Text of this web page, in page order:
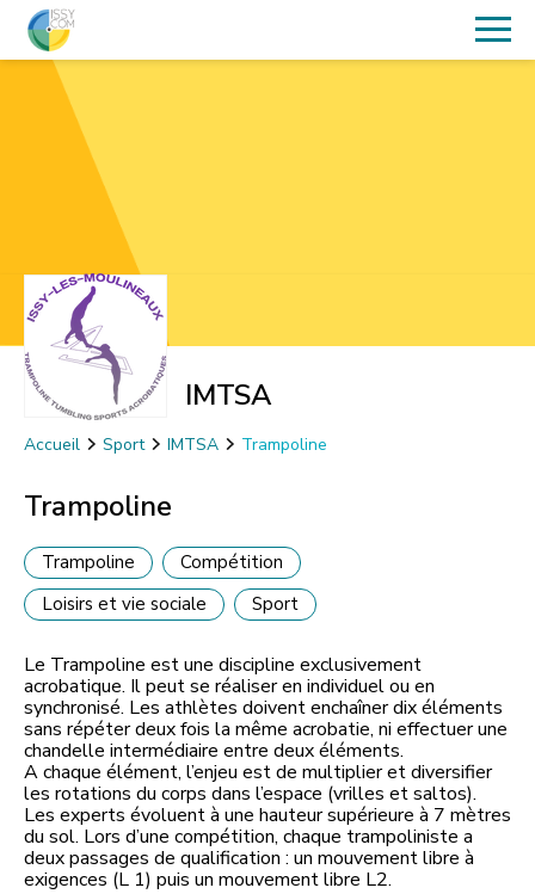
IMTSA
Accueil Sport IMTSA Trampoline
Trampoline
Trampoline
Compétition
Loisirs et vie sociale
Sport
Le Trampoline est une discipline exclusivement
acrobatique. Il peut se réaliser en individuel ou en
synchronisé. Les athlètes doivent enchaîner dix éléments
sans répéter deux fois la même acrobatie, ni effectuer une
chandelle intermédiaire entre deux éléments.
A chaque élément, l’enjeu est de multiplier et diversifier
les rotations du corps dans l’espace (vrilles et saltos).
Les experts évoluent à une hauteur supérieure à 7 mètres
du sol. Lors d’une compétition, chaque trampoliniste a
deux passages de qualification : un mouvement libre à
exigences (L 1) puis un mouvement libre L2.